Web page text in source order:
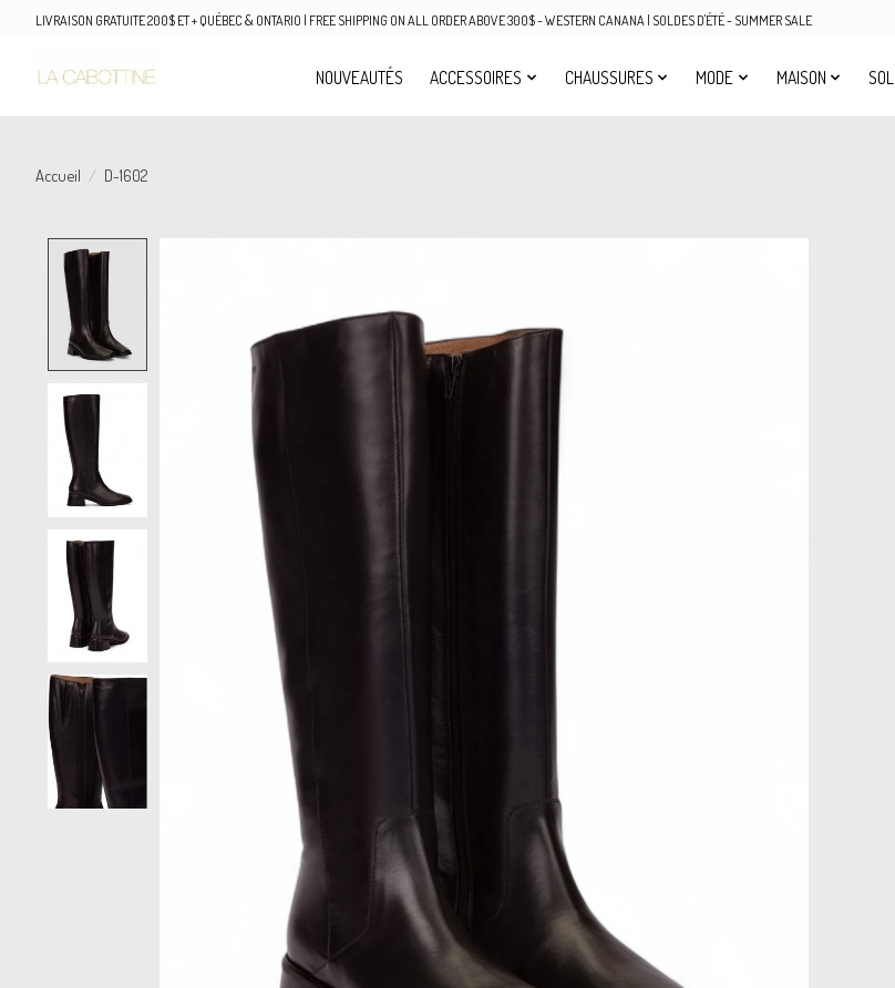
LIVRAISON GRATUITE 200$ ET + QUÉBEC & ONTARIO | FREE SHIPPING ON ALL ORDER ABOVE 300$ - WESTERN CANANA | SOLDES D'ÉTÉ - SUMMER SALE
NOUVEAUTÉS ACCESSOIRES CHAUSSURES MODE MAISON
Accueil / D-1602